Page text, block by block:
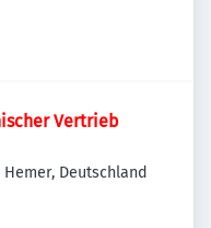
Vertrieb
Deutschland